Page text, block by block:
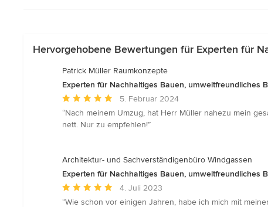
Hervorgehobene Bewertungen für Experten für
Patrick Müller Raumkonzepte
Experten für Nachhaltiges Bauen, umweltfreundliches
Durchschnittliche
Bewertung:
5
Sternen
5. Februar 2024
“Nach meinem Umzug, hat Herr Müller nahezu mein
nett. Nur zu empfehlen!”
Architektur- und Sachverständigenbüro Windgassen
Experten für Nachhaltiges Bauen, umweltfreundliches
Durchschnittliche
Bewertung:
4. Juli 2023
“Wie schon vor einigen Jahren, habe ich mich mit